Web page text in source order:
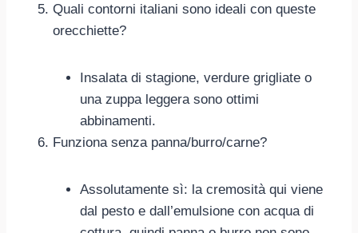
Quali contorni italiani sono ideali con queste
orecchiette?
Insalata di stagione, verdure grigliate o
una zuppa leggera sono ottimi
abbinamenti.
Funziona senza panna/burro/carne?
Assolutamente sì: la cremosità qui viene
dal pesto e dall’emulsione con acqua di